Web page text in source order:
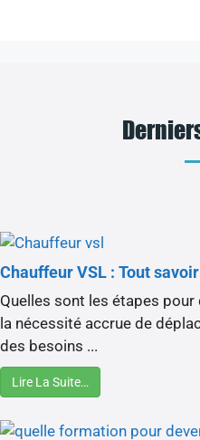
Chauffeur VSL : Tout
Quelles sont les étapes
la nécessité accrue de
des besoins ...
Lire La Suite…